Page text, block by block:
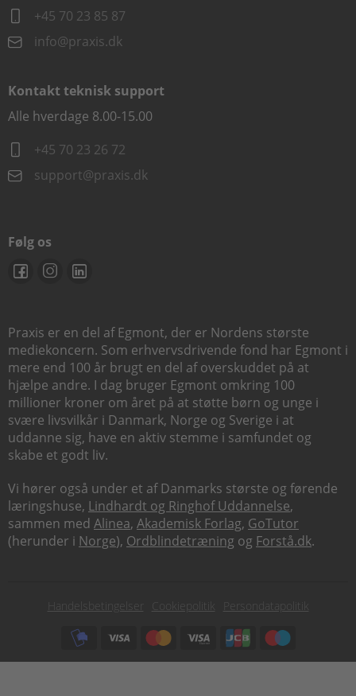
+45 70 23 85 87
info@praxis.dk
Kontakt teknisk support
Alle hverdage 8.00-15.00
+45 70 23 26 72
support@praxis.dk
Følg os
Praxis er en del af Egmont, der er Nordens største
mediekoncern. Som erhvervsdrivende fond har Egmont i
mere end 100 år brugt en del af overskuddet på at
hjælpe andre. I dag bruger Egmont omkring 100
millioner kroner om året på at støtte børn og unge i
svære livsvilkår i Danmark, Norge og Sverige i at
uddanne sig, have en aktiv stemme i samfundet og
skabe et godt liv.
Vi hører også under et af Danmarks største og førende
læringshuse, Lindhardt og Ringhof Uddannelse,
sammen med Alinea, Akademisk Forlag, GoTutor
(herunder i Norge), Ordblindetræning og Forstå.dk.
Subfooter
Handelsbetingelser Cookiepolitik
Persondatapolitik
Subfooter
payment
options